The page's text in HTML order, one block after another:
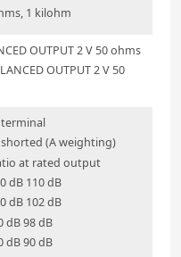
1 kilohm
OUTPUT 2 V 50 ohms
OUTPUT 2 V 50
(A weighting)
at rated output
dB 110 dB
dB 102 dB
dB 98 dB
dB 90 dB